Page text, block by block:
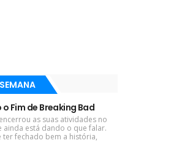
Fim de Breaking Bad
as suas atividades no
ainda está dando o que falar.
ter fechado bem a história,